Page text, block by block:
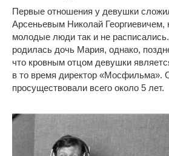
Первые отношения у девушки
Арсеньевым Николай Георгиевичем,
молодые люди так и не
родилась дочь Мария, однако,
что кровным отцом девушки
в то время директор «Мосфильма».
просуществовали всего около 5 лет.